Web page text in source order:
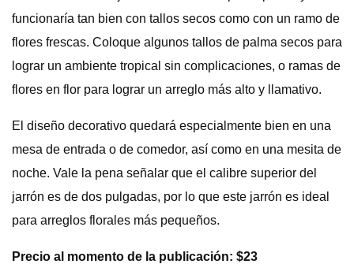
funcionaría tan bien con tallos secos como con un ramo de
flores frescas. Coloque algunos tallos de palma secos para
lograr un ambiente tropical sin complicaciones, o ramas de
flores en flor para lograr un arreglo más alto y llamativo.
El diseño decorativo quedará especialmente bien en una
mesa de entrada o de comedor, así como en una mesita de
noche. Vale la pena señalar que el calibre superior del
jarrón es de dos pulgadas, por lo que este jarrón es ideal
para arreglos florales más pequeños.
Precio al momento de la publicación: $23